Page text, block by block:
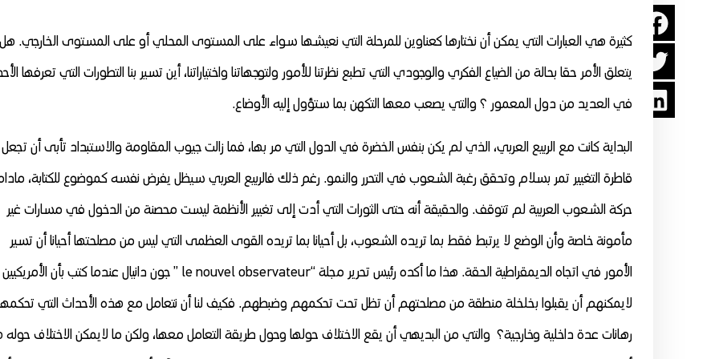
كثيرة هي العبارات التي يمكن أن نختارها كعناوين للمرحلة التي نعيشها سواء على المستوى المحلي أو على المستوى الخارجي. هل
يتعلق الأمر حقا بحالة من الضياع الفكري والوجودي التي تطبع نظرتنا للأمور ولتوجهاتنا واختياراتنا، أين تسير بنا التطورات التي تعرفها
في العديد من دول المعمور ؟ والتي يصعب معها التكهن بما ستؤول إليه الأوضاع.
البداية كانت مع الربيع العربي، الذي لم يكن بنفس الخضرة في الدول التي مر بها، فما زالت جيوب المقاومة والاستبداد تأبى أن تجعل
قاطرة التغيير تمر بسلام وتحقق رغبة الشعوب في التحرر والنمو. رغم ذلك فالربيع العربي سيظل يفرض نفسه كموضوع للكتابة،
حركة الشعوب العربية لم تتوقف. والحقيقة أنه حتى الثورات التي أدت إلى تغيير الأنظمة ليست محصنة من الدخول في مسارات غير
مأمونة خاصة وأن الوضع لا يرتبط فقط بما تريده الشعوب، بل أحيانا بما تريده القوى العظمى التي ليس من مصلحتها أحيانا أن تسير
الأمور في اتجاه الديمقراطية الحقة. هذا ما أكده رئيس تحرير مجلة “le nouvel observateur ” جون دانيال عندما كتب بأن الأمريكيين
لايمكنهم أن يقبلوا بخلخلة منطقة من مصلحتهم أن تظل تحت تحكمهم وضبطهم. فكيف لنا أن نتعامل مع هذه الأحداث التي
رهانات عدة داخلية وخارجية؟ والتي من البديهي أن يقع الاختلاف حولها وحول طريقة التعامل معها، ولكن ما لايمكن الاختلاف